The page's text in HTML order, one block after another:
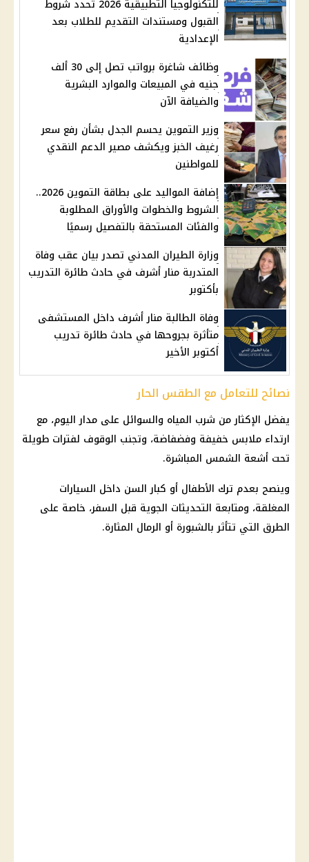
للتكنولوجيا التطبيقية 2026 تحدد شروط
القبول ومستندات التقديم للطلاب بعد
الإعدادية
وظائف شاغرة برواتب تصل إلى 30 ألف
جنيه في المبيعات والموارد البشرية
والضيافة الآن
وزير التموين يحسم الجدل بشأن رفع سعر
رغيف الخبز ويكشف مصير الدعم النقدي
للمواطنين
إضافة المواليد على بطاقة التموين 2026..
الشروط والخطوات والأوراق المطلوبة
والفئات المستحقة بالتفصيل رسميًا
وزارة الطيران المدني تصدر بيان عقب وفاة
المتدربة منار أشرف في حادث طائرة التدريب
بأكتوبر
وفاة الطالبة منار أشرف داخل المستشفى
متأثرة بجروحها في حادث طائرة تدريب
أكتوبر الأخير
نصائح للتعامل مع الطقس الحار
يفضل الإكثار من شرب المياه والسوائل على مدار اليوم، مع
ارتداء ملابس خفيفة وفضفاضة، وتجنب الوقوف لفترات طويلة
تحت أشعة الشمس المباشرة.
وينصح بعدم ترك الأطفال أو كبار السن داخل السيارات
المغلقة، ومتابعة التحديثات الجوية قبل السفر، خاصة على
الطرق التي تتأثر بالشبورة أو الرمال المثارة.